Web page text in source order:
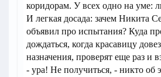
коридорам. У всех одно на уме:
И легкая досада: зачем Никита
объявил про испытания? Куда
дождаться, когда красавицу
назначения, проверят еще раз и
- ура! Не получиться, - никто об